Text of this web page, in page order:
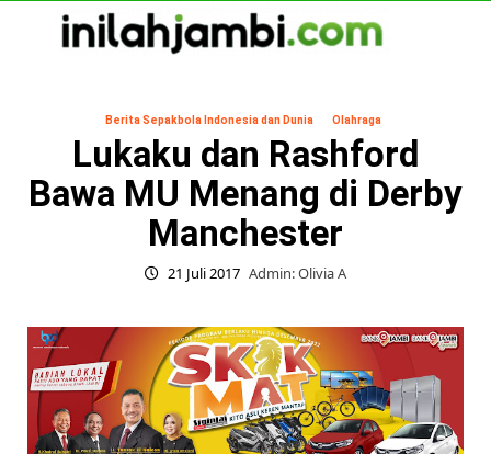
Berita Sepakbola Indonesia dan Dunia Olahraga
Lukaku dan Rashford
Bawa MU Menang di Derby
Manchester
21 Juli 2017 Admin: Olivia A